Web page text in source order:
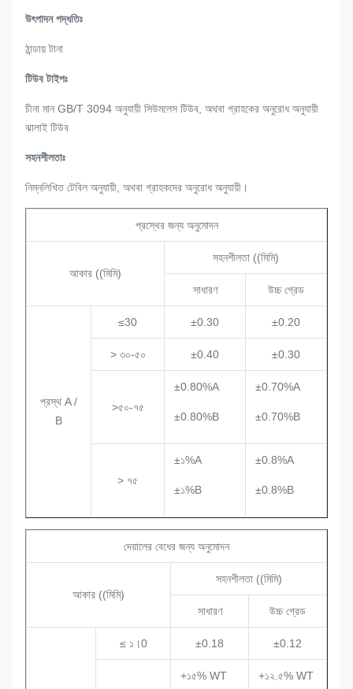
উৎপাদন পদ্ধতিঃ
ঠান্ডায় টানা
টিউব টাইপঃ
চীনা মান GB/T 3094 অনুযায়ী সিউমলেস টিউব, অথবা গ্রাহকের অনুরোধ অনুযায়ী
ঝালাই টিউব
সহনশীলতাঃ
নিম্নলিখিত টেবিল অনুযায়ী, অথবা গ্রাহকদের অনুরোধ অনুযায়ী।
প্রস্থের জন্য অনুমোদন
আকার ((মিমি)
সহনশীলতা ((মিমি)
সাধারণ উচ্চ গ্রেড
প্রস্থ A /
B
≤30 ±0.30 ±0.20
> ৩০-৫০ ±0.40 ±0.30
>৫০-৭৫
±0.80%A
±0.80%B
±0.70%A
±0.70%B
> ৭৫
±১%A
±১%B
±0.8%A
±0.8%B
দেয়ালের বেধের জন্য অনুমোদন
আকার ((মিমি)
সহনশীলতা ((মিমি)
সাধারণ উচ্চ গ্রেড
≤ ১।0 ±0.18 ±0.12
+১৫% WT +১২.৫% WT